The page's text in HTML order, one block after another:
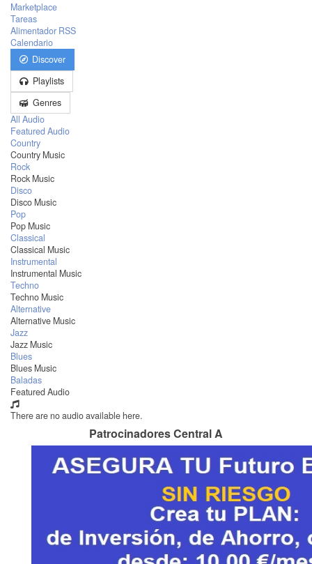
Marketplace
Tareas
Alimentador RSS
Calendario
Discover
Playlists
Genres
All Audio
Featured Audio
Country
Country Music
Rock
Rock Music
Disco
Disco Music
Pop
Pop Music
Classical
Classical Music
Instrumental
Instrumental Music
Techno
Techno Music
Alternative
Alternative Music
Jazz
Jazz Music
Blues
Blues Music
Baladas
Featured Audio
There are no audio available here.
Patrocinadores Central A